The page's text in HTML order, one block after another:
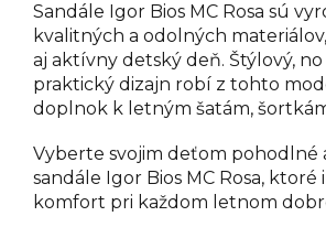
Sandále Igor Bios MC Rosa sú
kvalitných a odolných
aj aktívny detský deň. Štýlový,
praktický dizajn robí z tohto
doplnok k letným šatám,
Vyberte svojim deťom pohodlné
sandále Igor Bios MC Rosa, ktoré
komfort pri každom letnom